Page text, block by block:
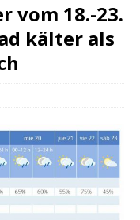
vom 18.-23.
kälter als